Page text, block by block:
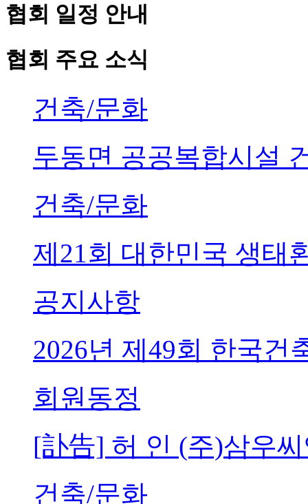
협회 일정 안내
협회 주요 소식
건축/문화
두동면 공공복합시설
건축/문화
제21회 대한민국 생태
공지사항
2026년 제49회 한국건
회원동정
[訃告] 허 인 (주)삼우
건축/문화